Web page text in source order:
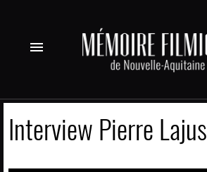
menu
Interview Pierre Lajus